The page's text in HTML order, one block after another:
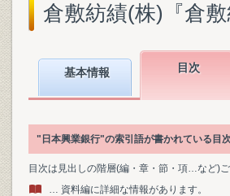
倉敷紡績(株)『倉
基本情報 目次
"日本興業銀行"の索引語が書かれている目
目次は見出しの階層(編・章・節・項…など)
… 資料編に詳細な情報があります。